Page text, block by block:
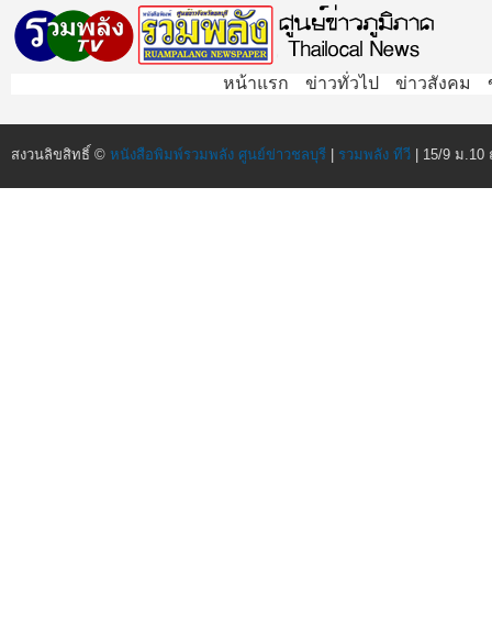
หน้าแรก ข่าวทั่วไป ข่าวสังคม
สงวนลิขสิทธิ์ © หนังสือพิมพ์รวมพลัง ศูนย์ข่าวชลบุรี | รวมพลัง ทีวี | 15/9 ม.10